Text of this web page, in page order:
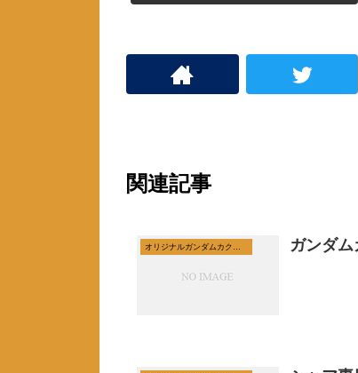
ン
開
き
ま
す
)
関連記事
ガンダ